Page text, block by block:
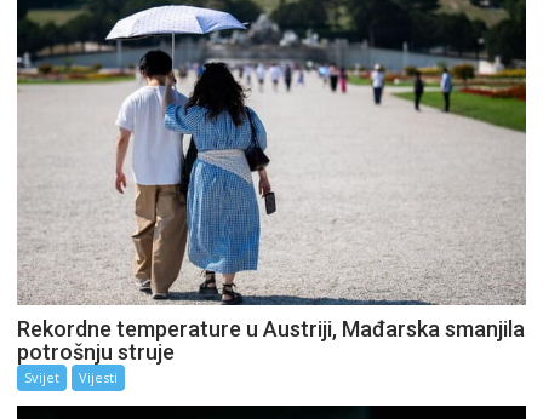
Rekordne temperature u Austriji, Mađarska smanjila
potrošnju struje
Svijet Vijesti